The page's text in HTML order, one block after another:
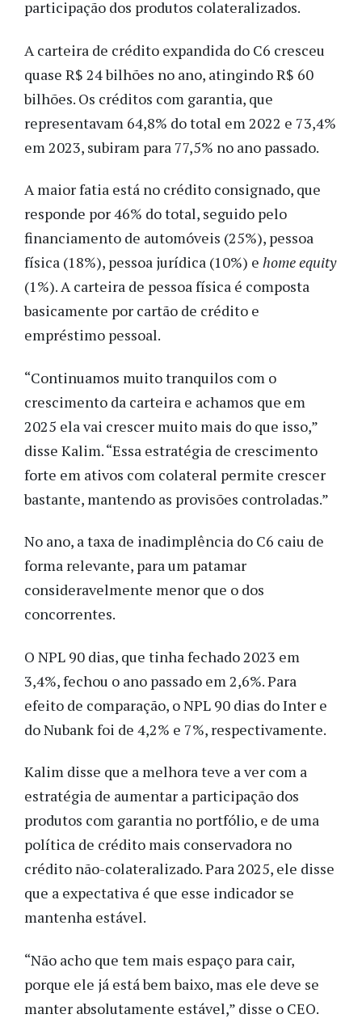
participação dos produtos colateralizados.
A carteira de crédito expandida do C6 cresceu
quase R$ 24 bilhões no ano, atingindo R$ 60
bilhões. Os créditos com garantia, que
representavam 64,8% do total em 2022 e 73,4%
em 2023, subiram para 77,5% no ano passado.
A maior fatia está no crédito consignado, que
responde por 46% do total, seguido pelo
financiamento de automóveis (25%), pessoa
física (18%), pessoa jurídica (10%) e home equity
(1%). A carteira de pessoa física é composta
basicamente por cartão de crédito e
empréstimo pessoal.
“Continuamos muito tranquilos com o
crescimento da carteira e achamos que em
2025 ela vai crescer muito mais do que isso,”
disse Kalim. “Essa estratégia de crescimento
forte em ativos com colateral permite crescer
bastante, mantendo as provisões controladas.”
No ano, a taxa de inadimplência do C6 caiu de
forma relevante, para um patamar
consideravelmente menor que o dos
concorrentes.
O NPL 90 dias, que tinha fechado 2023 em
3,4%, fechou o ano passado em 2,6%. Para
efeito de comparação, o NPL 90 dias do Inter e
do Nubank foi de 4,2% e 7%, respectivamente.
Kalim disse que a melhora teve a ver com a
estratégia de aumentar a participação dos
produtos com garantia no portfólio, e de uma
política de crédito mais conservadora no
crédito não-colateralizado. Para 2025, ele disse
que a expectativa é que esse indicador se
mantenha estável.
“Não acho que tem mais espaço para cair,
porque ele já está bem baixo, mas ele deve se
manter absolutamente estável,” disse o CEO.